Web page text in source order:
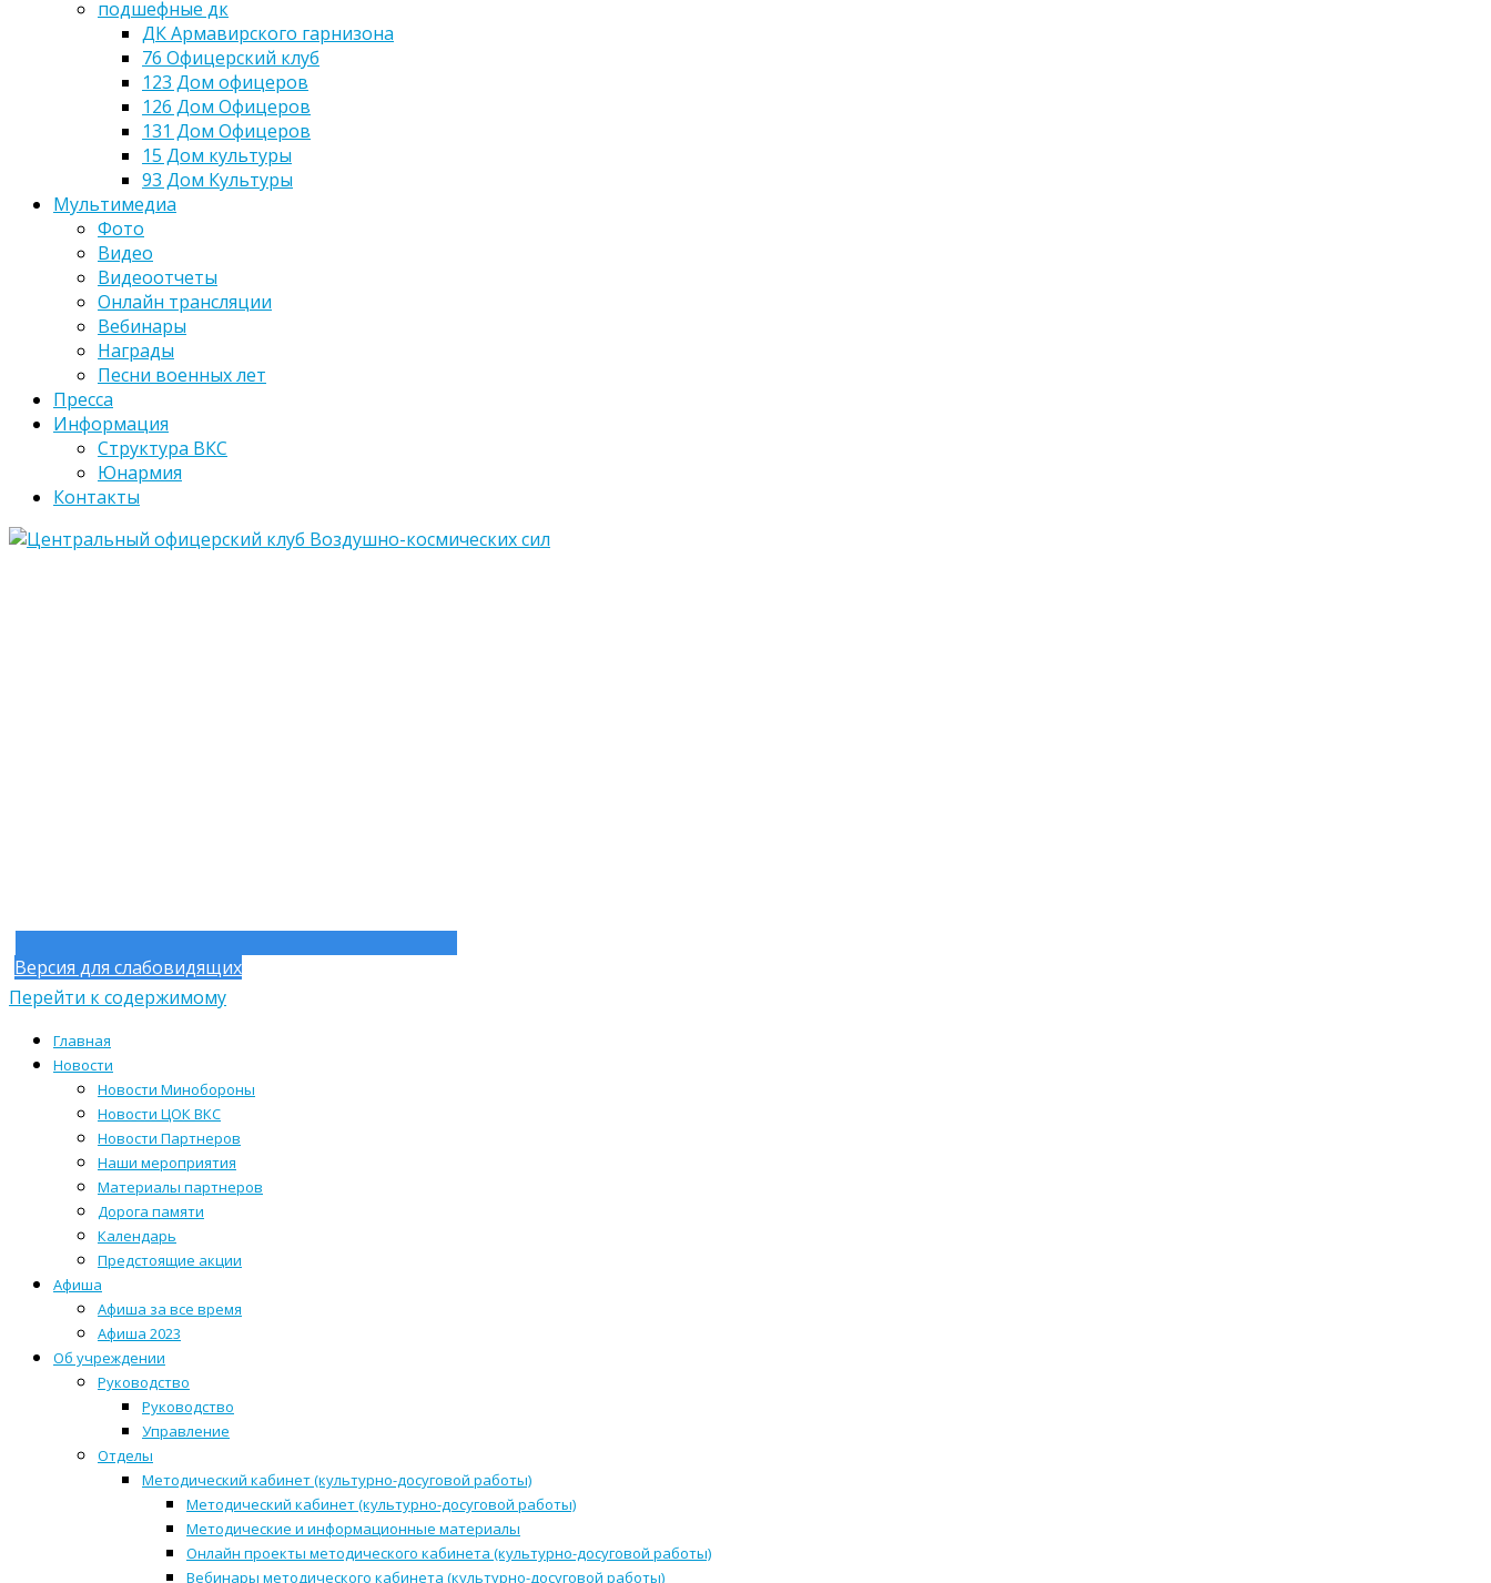
подшефные дк
ДК Армавирского гарнизона
76 Офицерский клуб
123 Дом офицеров
126 Дом Офицеров
131 Дом Офицеров
15 Дом культуры
93 Дом Культуры
Мультимедиа
Фото
Видео
Видеоотчеты
Онлайн трансляции
Вебинары
Награды
Песни военных лет
Пресса
Информация
Структура ВКС
Юнармия
Контакты
Версия для слабовидящих
Перейти к содержимому
Главная
Новости
Новости Минобороны
Новости ЦОК ВКС
Новости Партнеров
Наши мероприятия
Материалы партнеров
Дорога памяти
Календарь
Предстоящие акции
Афиша
Афиша за все время
Афиша 2023
Об учреждении
Руководство
Руководство
Управление
Отделы
Методический кабинет (культурно-досуговой работы)
Методический кабинет (культурно-досуговой работы)
Методические и информационные материалы
Онлайн проекты методического кабинета (культурно-досуговой работы)
Вебинары методического кабинета (культурно-досуговой работы)